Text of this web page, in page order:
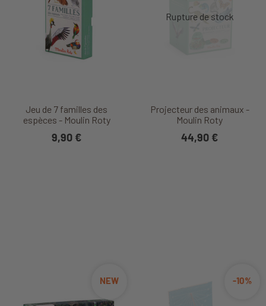
Jeu de 7 familles des
espèces - Moulin Roty
9,90 €
Projecteur des animaux -
Moulin Roty
44,90 €
NEW -10%